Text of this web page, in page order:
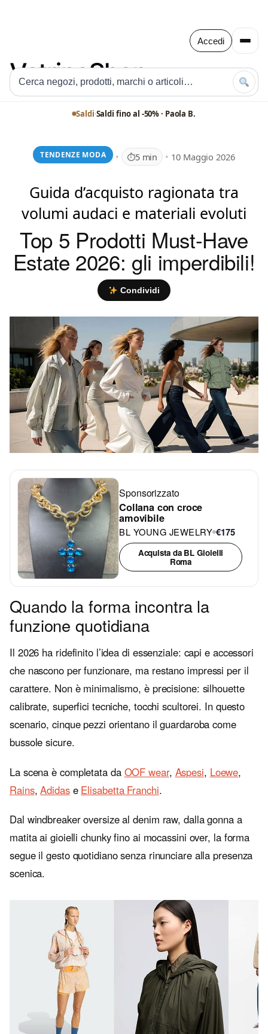
Accedi
Saldi·Saldi fino al -50% · Paola B.
TENDENZE MODA • ⏱5 min • 10 Maggio 2026
Guida d’acquisto ragionata tra
volumi audaci e materiali evoluti
Top 5 Prodotti Must-Have
Estate 2026: gli imperdibili!
Condividi
Sponsorizzato
Collana con croce
amovibile
BL YOUNG JEWELRY €175
Acquista da BL Gioielli
Roma
Quando la forma incontra la
funzione quotidiana
Il 2026 ha ridefinito l’idea di essenziale: capi e accessori
che nascono per funzionare, ma restano impressi per il
carattere. Non è minimalismo, è precisione: silhouette
calibrate, superfici tecniche, tocchi scultorei. In questo
scenario, cinque pezzi orientano il guardaroba come
bussole sicure.
La scena è completata da OOF wear, Aspesi, Loewe,
Rains,Adidase Elisabetta Franchi.
Dal windbreaker oversize al denim raw, dalla gonna a
matita ai gioielli chunky fino ai mocassini over, la forma
segue il gesto quotidiano senza rinunciare alla presenza
scenica.